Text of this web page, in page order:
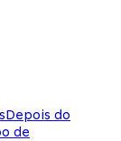
Depois do
de